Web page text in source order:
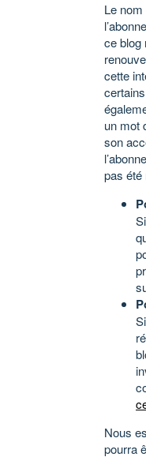
Le
ce blog
cette
un mot
son
pas été
Nous
pourra